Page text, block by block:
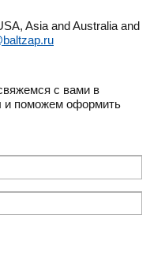
Asia and Australia and
с вами в
и поможем оформить